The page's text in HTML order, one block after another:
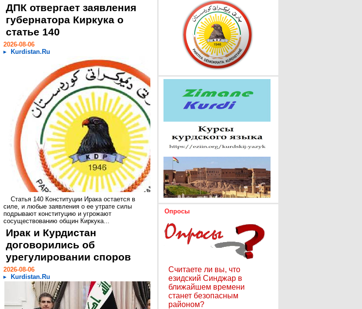
ДПК отвергает заявления
губернатора Киркука о
статье 140
2026-08-06
Kurdistan.Ru
Статья 140 Конституции Ирака остается в
силе, и любые заявления о ее утрате силы
подрывают конституцию и угрожают
сосуществованию общин Киркука...
Ирак и Курдистан
договорились об
урегулировании споров
2026-08-06
Kurdistan.Ru
Опросы
Считаете ли вы, что
езидский Синджар в
ближайшем времени
станет безопасным
районом?